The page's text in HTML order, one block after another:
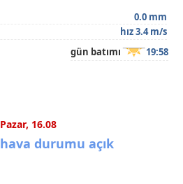
0.0 mm
hız 3.4 m/s
gün batımı 19:58
Pazar, 16.08
hava durumu açık